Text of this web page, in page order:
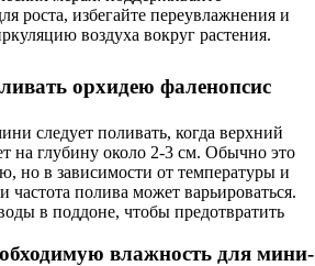
роста, избегайте переувлажнения и
воздуха вокруг растения.
орхидею фаленопсис
следует поливать, когда верхний
на глубину около 2-3 см. Обычно это
но в зависимости от температуры и
полива может варьироваться.
в поддоне, чтобы предотвратить
влажность для мини-